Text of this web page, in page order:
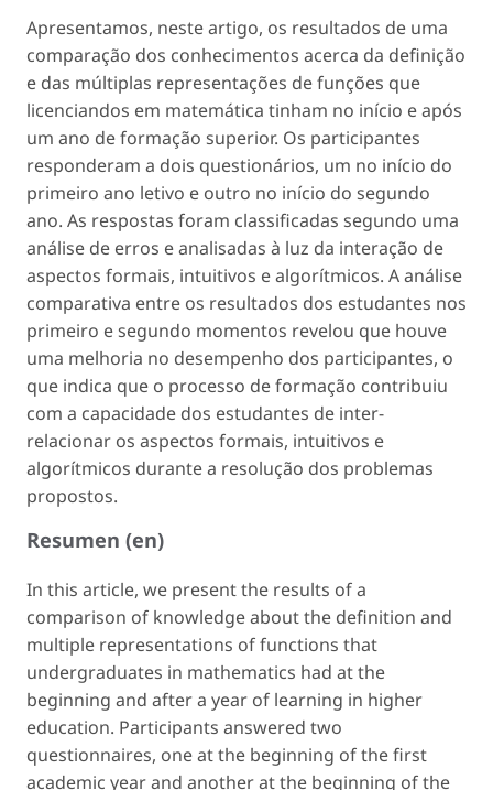
Apresentamos, neste artigo, os resultados de uma
comparação dos conhecimentos acerca da definição
e das múltiplas representações de funções que
licenciandos em matemática tinham no início e após
um ano de formação superior. Os participantes
responderam a dois questionários, um no início do
primeiro ano letivo e outro no início do segundo
ano. As respostas foram classificadas segundo uma
análise de erros e analisadas à luz da interação de
aspectos formais, intuitivos e algorítmicos. A análise
comparativa entre os resultados dos estudantes nos
primeiro e segundo momentos revelou que houve
uma melhoria no desempenho dos participantes, o
que indica que o processo de formação contribuiu
com a capacidade dos estudantes de inter-
relacionar os aspectos formais, intuitivos e
algorítmicos durante a resolução dos problemas
propostos.
Resumen (en)
In this article, we present the results of a
comparison of knowledge about the definition and
multiple representations of functions that
undergraduates in mathematics had at the
beginning and after a year of learning in higher
education. Participants answered two
questionnaires, one at the beginning of the first
academic year and another at the beginning of the